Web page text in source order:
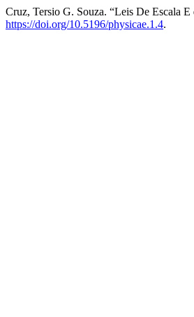
Cruz, Tersio G. Souza. “Leis De Escala
https://doi.org/10.5196/physicae.1.4.